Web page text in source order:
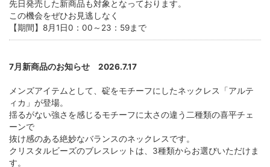
先日発売した新商品も対象となっております。
この機会をぜひお見逃しなく
【期間】8月1日0：00～23：59まで
7月新商品のお知らせ 2026.7.17
メンズアイテムとして、碇をモチーフにしたネックレス「アルテ
ィカ」が登場。
揺るがない強さを感じるモチーフに太さの違う二種類の喜平チェ
ーンで
抜け感のある絶妙なバランスのネックレスです。
クリスタルビーズのブレスレットは、3種類からお選びいただけま
す。